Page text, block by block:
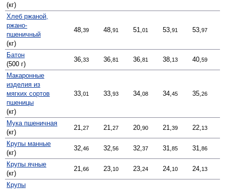
(кг)
Хлеб ржаной,
ржано-
пшеничный
(кг)
48,39 48,91 51,01 53,91 53,97
Батон
(500 г)
36,33 36,81 36,81 38, 13 40,59
Макаронные
изделия из
мягких сортов
пшеницы
(кг)
33,01 33,93 34,08 34,45 35,26
Мука пшеничная
(кг)
21,27 21,27 20,90 21,39 22, 13
Крупы манные
(кг)
32,46 32,56 32,37 31,85 31,86
Крупы ячные
(кг)
21,66 23, 10 23,24 24, 10 24, 13
Крупы